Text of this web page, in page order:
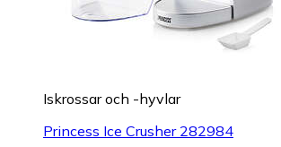
Iskrossar och -hyvlar
Princess Ice Crusher 282984